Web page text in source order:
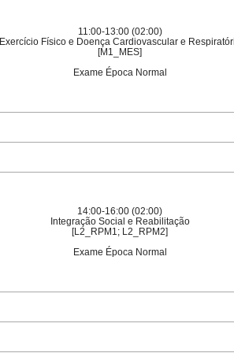
11:00-13:00 (02:00)
Exercício Físico e Doença Cardiovascular e
[M1_MES]
Exame Época Normal
14:00-16:00 (02:00)
Integração Social e Reabilitação
[L2_RPM1; L2_RPM2]
Exame Época Normal